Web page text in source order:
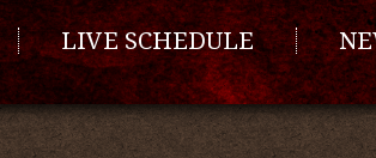
LIVE SCHEDULE